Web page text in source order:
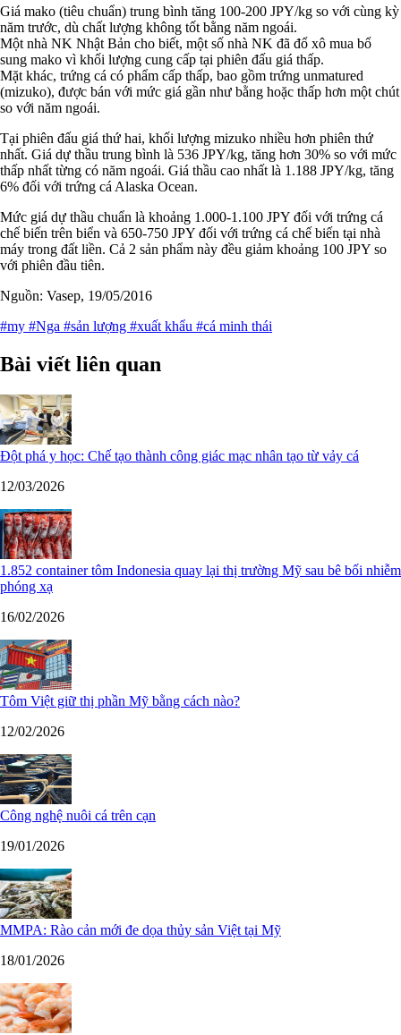
Giá mako (tiêu chuẩn) trung bình tăng 100-200 JPY/kg so với cùng kỳ
năm trước, dù chất lượng không tốt bằng năm ngoái.
Một nhà NK Nhật Bản cho biết, một số nhà NK đã đổ xô mua bổ
sung mako vì khối lượng cung cấp tại phiên đấu giá thấp.
Mặt khác, trứng cá có phẩm cấp thấp, bao gồm trứng unmatured
(mizuko), được bán với mức giá gần như bằng hoặc thấp hơn một chút
so với năm ngoái.
Tại phiên đấu giá thứ hai, khối lượng mizuko nhiều hơn phiên thứ
nhất. Giá dự thầu trung bình là 536 JPY/kg, tăng hơn 30% so với mức
thấp nhất từng có năm ngoái. Giá thầu cao nhất là 1.188 JPY/kg, tăng
6% đối với trứng cá Alaska Ocean.
Mức giá dự thầu chuẩn là khoảng 1.000-1.100 JPY đối với trứng cá
chế biến trên biển và 650-750 JPY đối với trứng cá chế biến tại nhà
máy trong đất liền. Cả 2 sản phẩm này đều giảm khoảng 100 JPY so
với phiên đầu tiên.
Nguồn: Vasep, 19/05/2016
#my #Nga #sản lượng #xuất khẩu #cá minh thái
Bài viết liên quan
Đột phá y học: Chế tạo thành công giác mạc nhân tạo từ vảy cá
12/03/2026
1.852 container tôm Indonesia quay lại thị trường Mỹ sau bê bối nhiễm
phóng xạ
16/02/2026
Tôm Việt giữ thị phần Mỹ bằng cách nào?
12/02/2026
Công nghệ nuôi cá trên cạn
19/01/2026
MMPA: Rào cản mới đe dọa thủy sản Việt tại Mỹ
18/01/2026